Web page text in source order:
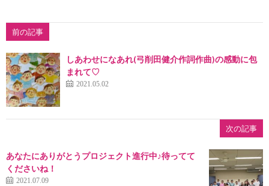
前の記事
しあわせになあれ(弓削田健介作詞作曲)の感動に包
まれて♡
2021.05.02
次の記事
あなたにありがとうプロジェクト進行中♪待ってて
くださいね！
2021.07.09